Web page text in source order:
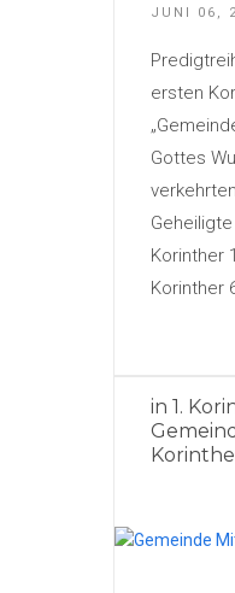
JUNI 06,
ersten
Gottes
Korinther
Korinther
in 1.